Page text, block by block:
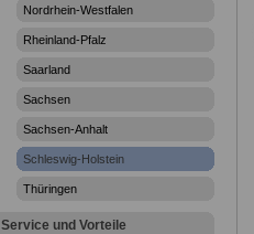
Nordrhein-Westfalen
Rheinland-Pfalz
Saarland
Sachsen
Sachsen-Anhalt
Schleswig-Holstein
Thüringen
Service und Vorteile